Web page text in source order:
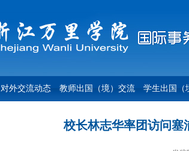
对外交流动态 教师出国（境）交流 学生出国（
校长林志华率团访问塞